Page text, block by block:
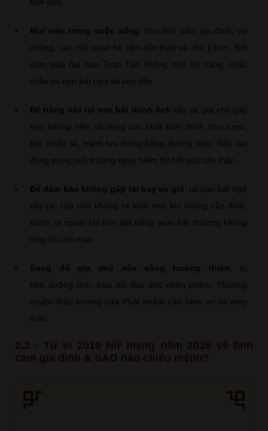
Mọi việc trong cuộc sống
như tình cảm gia đình, vợ
chồng, các mối quan hệ nên cẩn thận và chú ý hơn. Bởi
năm gặp đại hạn Toán Tận không nhẹ thì nặng, chắc
chắn tai nạn bất ngờ sẽ kéo đến.
Để tráng các tại nạn bất thình lình xảy ra, gia chủ gặp
hạn không nên sử dụng các chất kích thích như rượu,
bia, thuốc lá, tránh lưu thông bằng đường thủy. Nếu lao
động trong môi trường nguy hiểm thì hết sức cẩn thận.
Để đảm bảo không gặp tai bay vạ gió , tai nạn bất ngờ
xảy ra. Gia chủ không ra khỏi nhà khi không cần thiết,
tránh ra ngoài khi thời tiết nắng mưa bất thường không
may bị cảm mạo.
Song đó gia chủ nên sống hướng thiện
, tu
tâm dưỡng tính, trau dồi đạo đức nhân phẩm. Thường
xuyên thắp hương cửa Phật nhằm cầu bình an và may
mắn.
2.2 - Tử vi 2019 Nữ mạng năm 2036 về tình
cảm gia đình & SAO nào chiếu mệnh?